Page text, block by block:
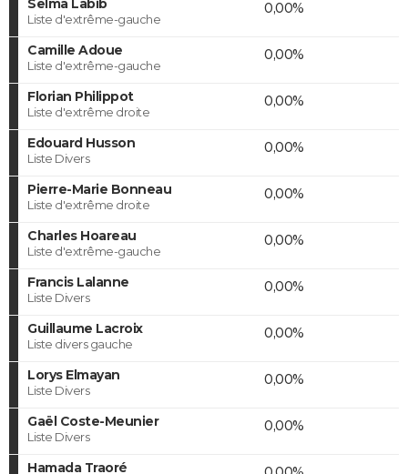
Selma Labib
Liste d'extrême-gauche
0,00%
Camille Adoue
Liste d'extrême-gauche
0,00%
Florian Philippot
Liste d'extrême droite
0,00%
Edouard Husson
Liste Divers
0,00%
Pierre-Marie Bonneau
Liste d'extrême droite
0,00%
Charles Hoareau
Liste d'extrême-gauche
0,00%
Francis Lalanne
Liste Divers
0,00%
Guillaume Lacroix
Liste divers gauche
0,00%
Lorys Elmayan
Liste Divers
0,00%
Gaël Coste-Meunier
Liste Divers
0,00%
Hamada Traoré